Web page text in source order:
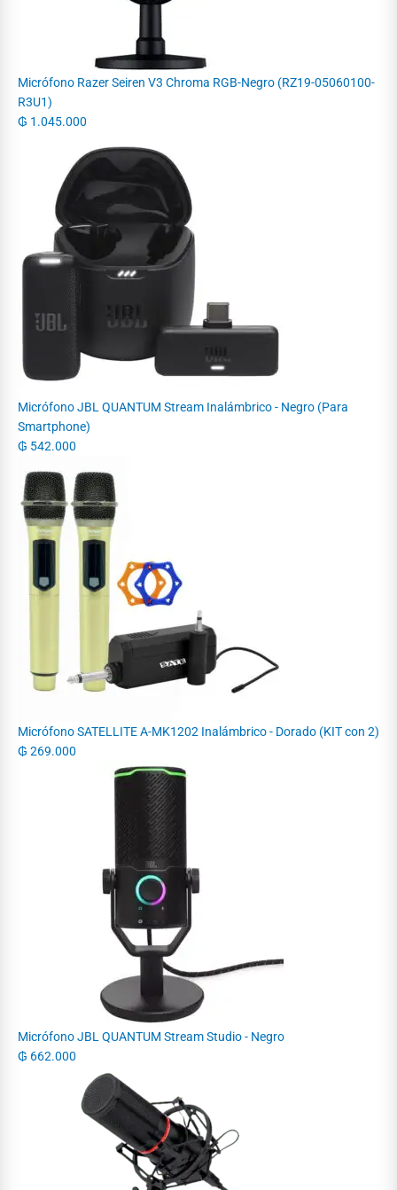
Micrófono Razer Seiren V3 Chroma RGB-Negro (RZ19-05060100-
R3U1)
₲ 1.045.000
Micrófono JBL QUANTUM Stream Inalámbrico - Negro (Para
Smartphone)
₲ 542.000
Micrófono SATELLITE A-MK1202 Inalámbrico - Dorado (KIT con 2)
₲ 269.000
Micrófono JBL QUANTUM Stream Studio - Negro
₲ 662.000